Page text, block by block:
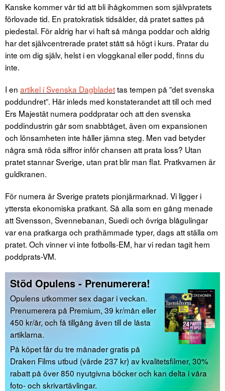
Kanske kommer vår tid att bli ihågkommen som självpratets
förlovade tid. En pratokratisk tidsålder, då pratet sattes på
piedestal. För aldrig har vi haft så många poddar och aldrig
har det självcentrerade pratet stått så högt i kurs. Pratar du
inte om dig själv, helst i en vloggkanal eller podd, finns du
inte.
I en artikel i Svenska Dagbladettas tempen på ”det svenska
poddundret”. Här inleds med konstaterandet att till och med
Ers Majestät numera poddpratar och att den svenska
poddindustrin går som snabbtåget, även om expansionen
och lönsamheten inte håller jämna steg. Men vad betyder
några små röda siffror inför chansen att prata loss? Utan
pratet stannar Sverige, utan prat blir man flat. Pratkvarnen är
guldkranen.
För numera är Sverige pratets pionjärmarknad. Vi ligger i
yttersta ekonomiska pratkant. Så alla som en gång menade
att Svensson, Svennebanan, Suedi och övriga blågulingar
var ena pratkarga och prathämmade typer, dags att ställa om
pratet. Och vinner vi inte fotbolls-EM, har vi redan tagit hem
poddprats-VM.
Stöd Opulens - Prenumerera!
Opulens utkommer sex dagar i veckan.
Prenumerera på Premium, 39 kr/mån eller
450 kr/år, och få tillgång även till de låsta
artiklarna.
På köpet får du tre månader gratis på
Draken Films utbud (värde 237 kr) av kvalitetsfilmer, 30%
rabatt på över 850 nyutgivna böcker och kan delta i våra
foto- och skrivartävlingar.